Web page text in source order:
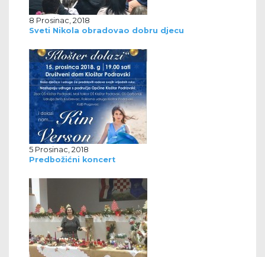
8 Prosinac, 2018
Sveti Nikola obradovao dobru djecu
5 Prosinac, 2018
Predbožićni koncert